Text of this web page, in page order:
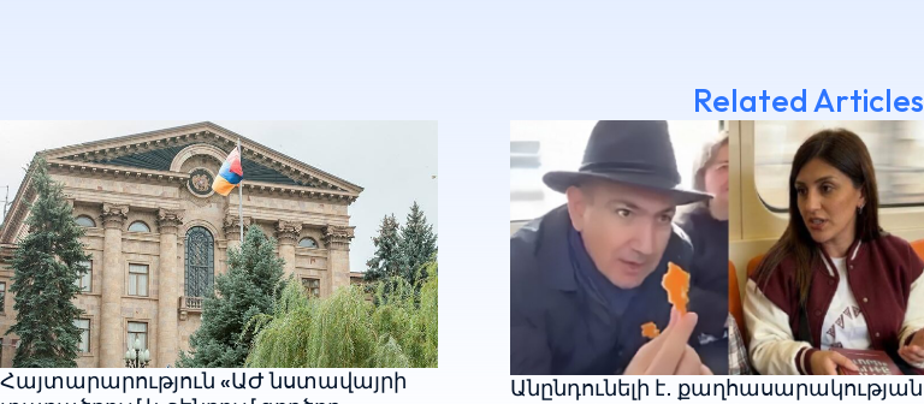
Related Articles
Հայտարարություն «ԱԺ նստավայրի
Անընդունելի է․ քաղհասարակության